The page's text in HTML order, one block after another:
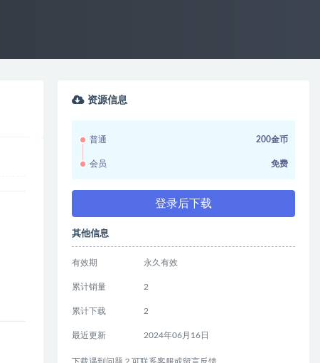
资源信息
普通 200金币
会员 免费
登录后下载
其他信息
有效期 永久有效
累计销量 2
累计下载 2
最近更新 2024年06月16日